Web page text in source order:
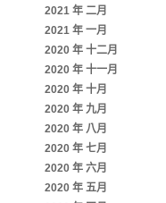
2021 年 二月
2021 年 一月
2020 年 十二月
2020 年 十一月
2020 年 十月
2020 年 九月
2020 年 八月
2020 年 七月
2020 年 六月
2020 年 五月